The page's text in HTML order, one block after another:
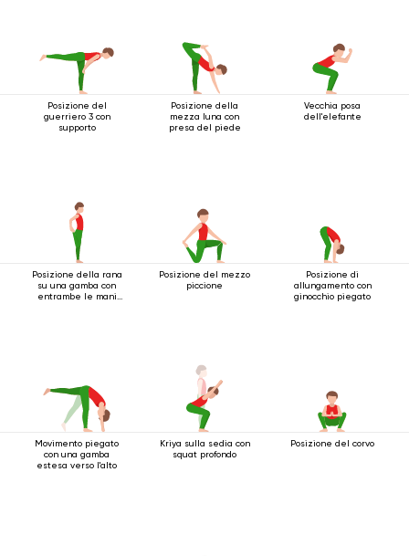
Posizione del
guerriero 3 con
supporto
Posizione della
mezza luna con
presa del piede
Vecchia posa
dell'elefante
Posizione della rana
su una gamba con
entrambe le mani
Posizione del mezzo
piccione
Posizione di
allungamento con
ginocchio piegato
Movimento piegato
con una gamba
estesa verso l'alto
Kriya sulla sedia con
squat profondo
Posizione del corvo